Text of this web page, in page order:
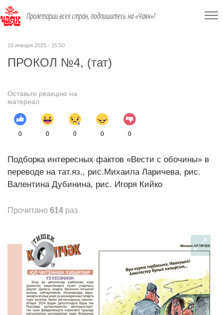
Пролетарии всех стран, подпишитесь на «Чаян»!
10 января 2025 - 15:50
ПРОКОЛ №4, (тат)
Оставьте реакцию на
материал
0 0 0 0 0
Подборка интересных фактов «Вести с обочины» в
переводе на тат.яз., рис.Михаила Ларичева, рис.
Валентина Дубинина, рис. Игоря Кийко
Прочитано 614 раз